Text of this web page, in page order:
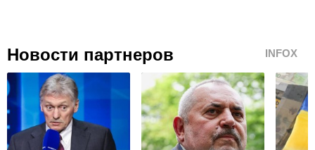
Новости партнеров INFOX